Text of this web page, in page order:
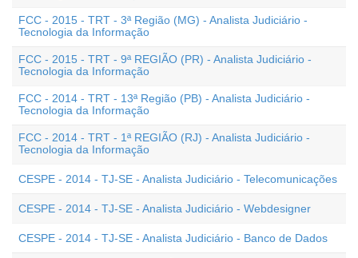
FCC - 2015 - TRT - 3ª Região (MG) - Analista Judiciário -
Tecnologia da Informação
FCC - 2015 - TRT - 9ª REGIÃO (PR) - Analista Judiciário -
Tecnologia da Informação
FCC - 2014 - TRT - 13ª Região (PB) - Analista Judiciário -
Tecnologia da Informação
FCC - 2014 - TRT - 1ª REGIÃO (RJ) - Analista Judiciário -
Tecnologia da Informação
CESPE - 2014 - TJ-SE - Analista Judiciário - Telecomunicações
CESPE - 2014 - TJ-SE - Analista Judiciário - Webdesigner
CESPE - 2014 - TJ-SE - Analista Judiciário - Banco de Dados